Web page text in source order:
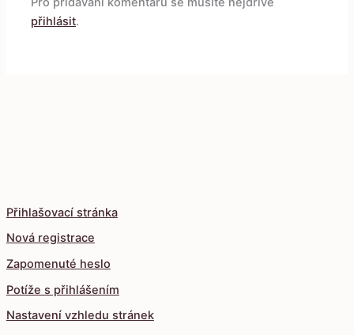
Přihlašovací stránka
Nová registrace
Zapomenuté heslo
Potíže s přihlášením
Nastavení vzhledu stránek
přihlásit.